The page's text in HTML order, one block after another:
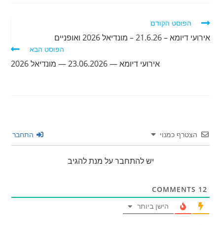
לקרוא
נוספים
הפוסט הקודם
אירועי דיומא – 21.6.26 – מונדיאל 2026 ואופניים
הפוסט הבא
אירועי דיומא — 23.06.2026 — מונדיאל 2026
הצטרף כמנוי התחבר
יש להתחבר על מנת להגיב
12
הישן ביותר